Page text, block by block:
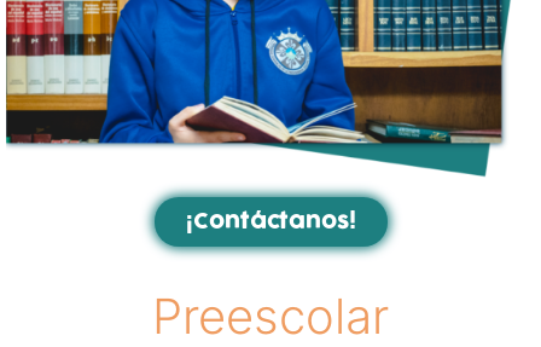
¡Contáctanos!
Preescolar